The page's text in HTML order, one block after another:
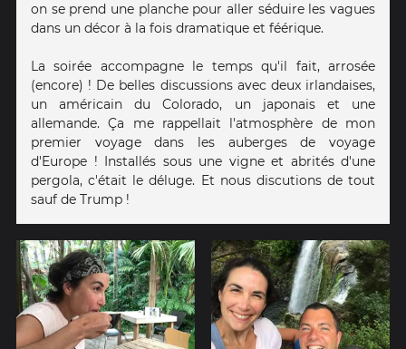
on se prend une planche pour aller séduire les vagues
dans un décor à la fois dramatique et féérique.
La soirée accompagne le temps qu'il fait, arrosée
(encore) ! De belles discussions avec deux irlandaises,
un américain du Colorado, un japonais et une
allemande. Ça me rappellait l'atmosphère de mon
premier voyage dans les auberges de voyage
d'Europe ! Installés sous une vigne et abrités d'une
pergola, c'était le déluge. Et nous discutions de tout
sauf de Trump !